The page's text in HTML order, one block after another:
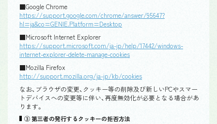
■Google Chrome
https://support.google.com/chrome/answer/95647?
hl=ja&co=GENIE.Platform=Desktop
■Microsoft Internet Explorer
https://support.microsoft.com/ja-jp/help/17442/windows-
internet-explorer-delete-manage-cookies
■Mozilla Firefox
http://support.mozilla.org/ja-jp/kb/cookies
なお、ブラウザの変更、クッキー等の削除及び新しいPCやスマー
トデバイスへの変更等に伴い、再度無効化が必要となる場合があ
ります。
③ 第三者の発行するクッキーの拒否方法